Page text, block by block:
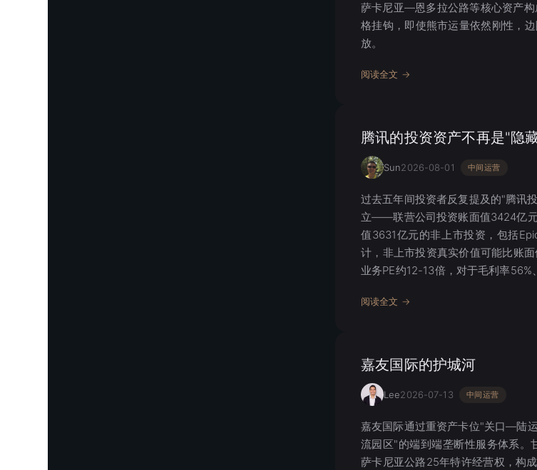
萨卡尼亚—恩多拉公路等核心资产
格挂钩，即使熊市运量依然刚性，
放。
阅读全文 →
腾讯的投资资产不再是"隐
Sun2026-08-01 中间运营
过去五年间投资者反复提及的"腾讯
立——联营公司投资账面值3424亿
值3631亿元的非上市投资，包括
计，非上市投资真实价值可能比账
业务PE约12-13倍，对于毛利率56%
阅读全文 →
嘉友国际的护城河
Lee2026-07-13 中间运营
嘉友国际通过重资产卡位"关口—
流园区"的端到端垄断性服务体系
萨卡尼亚公路25年特许经营权，构